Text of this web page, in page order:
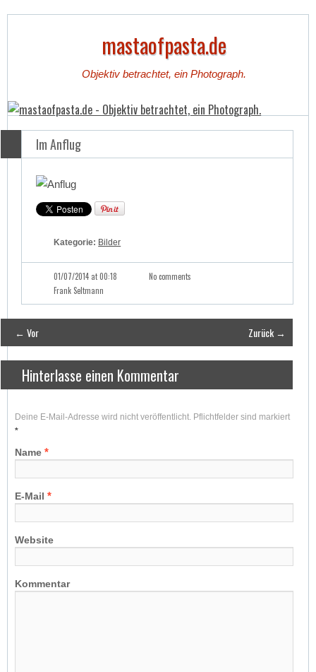
mastaofpasta.de
Objektiv betrachtet, ein Photograph.
Im Anflug
Kategorie: Bilder
01/07/2014 at 00:18
No comments
Frank Seltmann
← Vor Zurück →
Hinterlasse einen Kommentar
Deine E-Mail-Adresse wird nicht veröffentlicht. Pflichtfelder sind markiert
*
Name *
E-Mail *
Website
Kommentar